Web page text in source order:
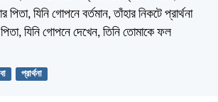
যিনি গোপনে বর্তমান, তাঁহার নিকটে প্রার্থনা
যিনি গোপনে দেখেন, তিনি তোমাকে ফল
প্রার্থনা